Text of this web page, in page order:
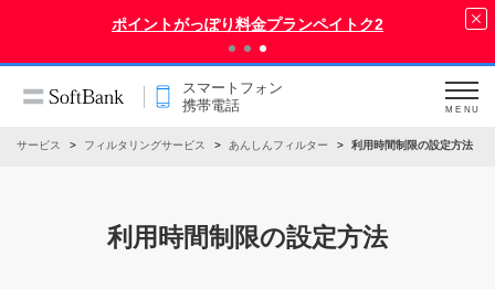
ポイントがっぽり料金プランペイトク2
スマートフォン
携帯電話
MENU
サービス フィルタリングサービス あんしんフィルター 利用時間制限の設定方法
利用時間制限の設定方法